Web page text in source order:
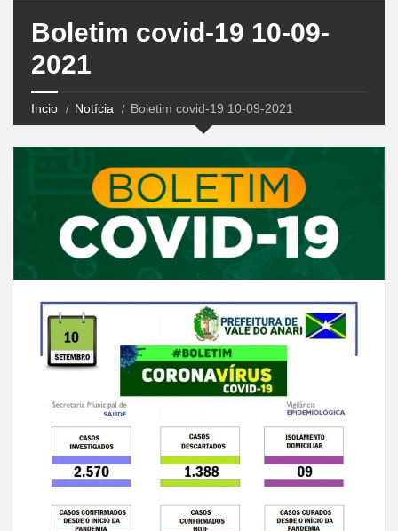
Boletim covid-19 10-09-
2021
Incio Notícia Boletim covid-19 10-09-2021